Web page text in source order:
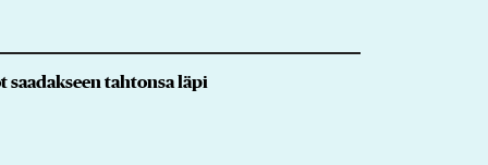
saadakseen tahtonsa läpi